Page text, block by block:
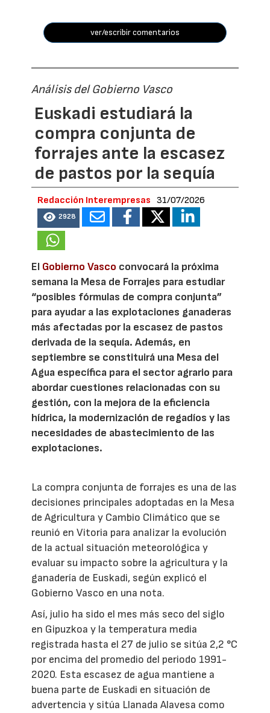
ver/escribir comentarios
Análisis del Gobierno Vasco
Euskadi estudiará la
compra conjunta de
forrajes ante la escasez
de pastos por la sequía
Redacción Interempresas 31/07/2026
2928
El Gobierno Vasco convocará la próxima
semana la Mesa de Forrajes para estudiar
“posibles fórmulas de compra conjunta”
para ayudar a las explotaciones ganaderas
más afectadas por la escasez de pastos
derivada de la sequía. Además, en
septiembre se constituirá una Mesa del
Agua específica para el sector agrario para
abordar cuestiones relacionadas con su
gestión, con la mejora de la eficiencia
hídrica, la modernización de regadíos y las
necesidades de abastecimiento de las
explotaciones.
La compra conjunta de forrajes es una de las
decisiones principales adoptadas en la Mesa
de Agricultura y Cambio Climático que se
reunió en Vitoria para analizar la evolución
de la actual situación meteorológica y
evaluar su impacto sobre la agricultura y la
ganadería de Euskadi, según explicó el
Gobierno Vasco en una nota.
Así, julio ha sido el mes más seco del siglo
en Gipuzkoa y la temperatura media
registrada hasta el 27 de julio se sitúa 2,2 °C
por encima del promedio del periodo 1991-
2020. Esta escasez de agua mantiene a
buena parte de Euskadi en situación de
advertencia y sitúa Llanada Alavesa como